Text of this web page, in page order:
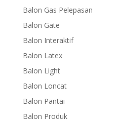
Balon Gas Pelepasan
Balon Gate
Balon Interaktif
Balon Latex
Balon Light
Balon Loncat
Balon Pantai
Balon Produk